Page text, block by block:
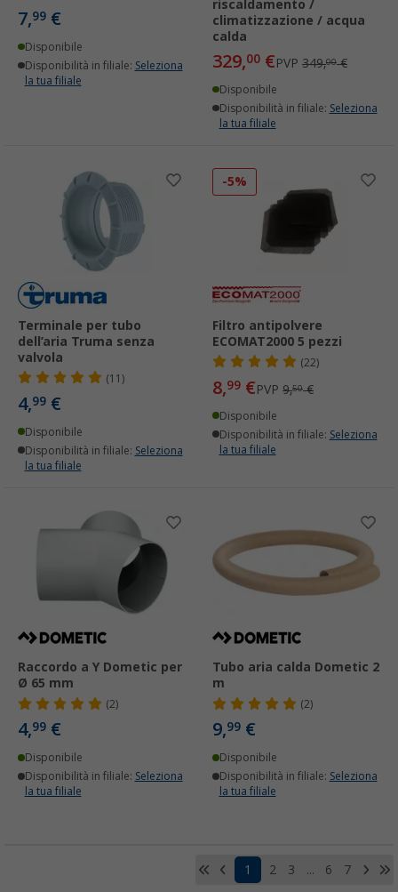
7,99 €
Disponibile
Disponibilità in filiale: Seleziona
la tua filiale
riscaldamento /
climatizzazione / acqua
calda
329,00 €PVP 349,00€
Disponibile
Disponibilità in filiale: Seleziona
la tua filiale
Terminale per tubo
dell’aria Truma senza
valvola
(11)
4,99 €
Disponibile
Disponibilità in filiale: Seleziona
la tua filiale
-5%
Filtro antipolvere
ECOMAT2000 5 pezzi
(22)
8,99 €PVP 9,50€
Disponibile
Disponibilità in filiale: Seleziona
la tua filiale
Raccordo a Y Dometic per
Ø 65 mm
(2)
4,99 €
Disponibile
Disponibilità in filiale: Seleziona
la tua filiale
Tubo aria calda Dometic 2
m
(2)
9,99 €
Disponibile
Disponibilità in filiale: Seleziona
la tua filiale
1 2 3 ... 6 7